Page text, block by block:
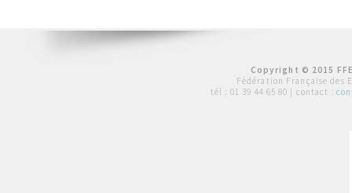
Copyright © 2015
Fédération Française des
tél : 01 39 44 65 80 | contact :